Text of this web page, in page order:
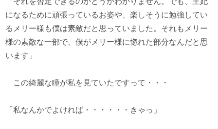
になるために頑張っているお姿や、楽しそうに勉強してい
るメリー様も僕は素敵だと思っていました。それもメリー
様の素敵な一部で、僕がメリー様に惚れた部分なんだと思
います」
この綺麗な瞳が私を見ていたですって・・・
「私なんかでよければ・・・・・・きゃっ」